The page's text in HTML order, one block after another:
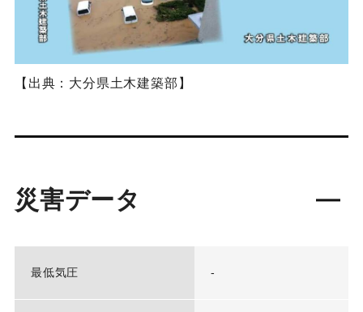
【出典：大分県土木建築部】
災害データ
最低気圧 -